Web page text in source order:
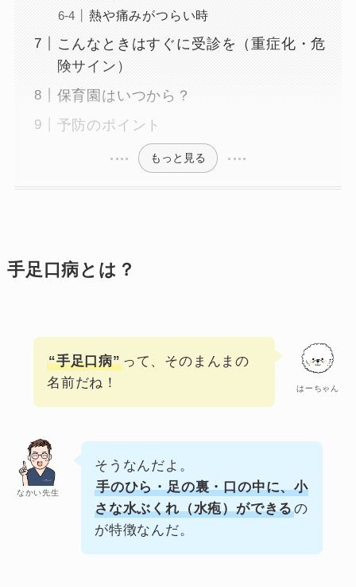
熱や痛みがつらい時
こんなときはすぐに受診を（重症化・危
険サイン）
保育園はいつから？
予防のポイント
もっと見る
手足口病とは？
はーちゃん
“手足口病”って、そのまんまの
名前だね！
なかい先生
そうなんだよ。
手のひら・足の裏・口の中に、小
さな水ぶくれ（水疱）ができるの
が特徴なんだ。